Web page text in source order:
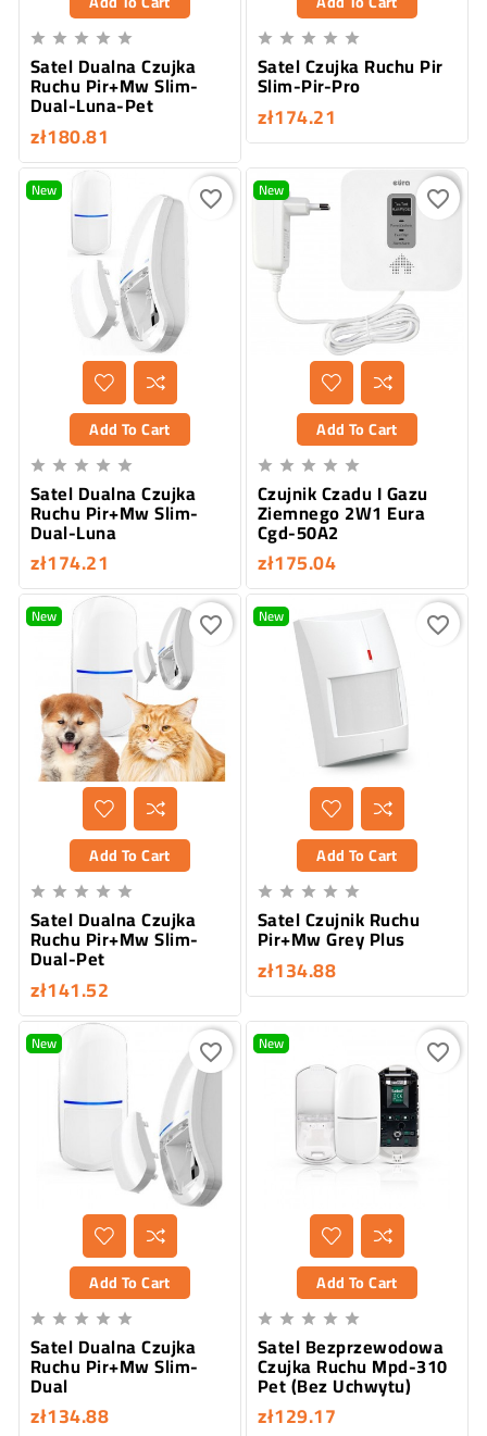
    
Satel Dualna Czujka
Ruchu Pir+Mw Slim-
Dual-Luna-Pet
zł180.81
    
Satel Czujka Ruchu Pir
Slim-Pir-Pro
zł174.21
New
Add To Cart
    
Satel Dualna Czujka
Ruchu Pir+Mw Slim-
Dual-Luna
zł174.21
favorite_border New
Add To Cart
    
Czujnik Czadu I Gazu
Ziemnego 2W1 Eura
Cgd-50A2
zł175.04
favorite_border
New
Add To Cart
    
Satel Dualna Czujka
Ruchu Pir+Mw Slim-
Dual-Pet
zł141.52
favorite_border New
Add To Cart
    
Satel Czujnik Ruchu
Pir+Mw Grey Plus
zł134.88
favorite_border
New
Add To Cart
    
Satel Dualna Czujka
Ruchu Pir+Mw Slim-
Dual
zł134.88
favorite_border New
Add To Cart
    
Satel Bezprzewodowa
Czujka Ruchu Mpd-310
Pet (Bez Uchwytu)
zł129.17
favorite_border